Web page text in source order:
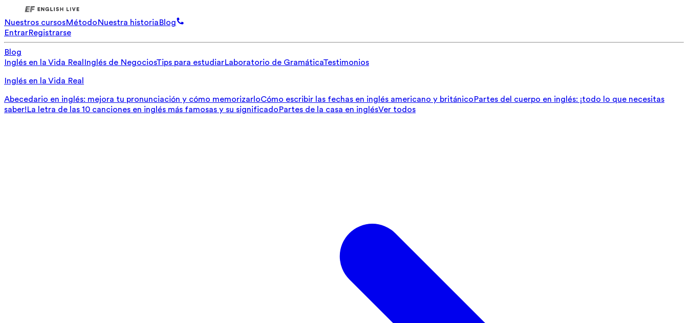
Nuestros cursosMétodoNuestra historiaBlog
EntrarRegistrarse
Blog
Inglés en la Vida Real Inglés de NegociosTips para estudiarLaboratorio de GramáticaTestimonios
Inglés en la Vida Real
Abecedario en inglés: mejora tu pronunciación y cómo memorizarloCómo escribir las fechas en inglés americano y británicoPartes del cuerpo en inglés: ¡todo lo que necesitas
saber!La letra de las 10 canciones en inglés más famosas y su significadoPartes de la casa en inglésVer todos